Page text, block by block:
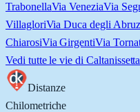
TrabonellaVia VeneziaVia
VillagloriVia Duca degli
ChiarosiVia GirgentiVia
Vedi tutte le vie di Caltanissetta
Distanze
Chilometriche